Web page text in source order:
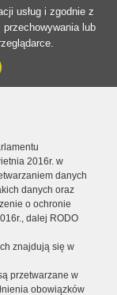
usług i zgodnie z
lub
2016r. w
danych
danych oraz
o ochronie
dalej RODO
znajdują się w
przetwarzane w
obowiązków